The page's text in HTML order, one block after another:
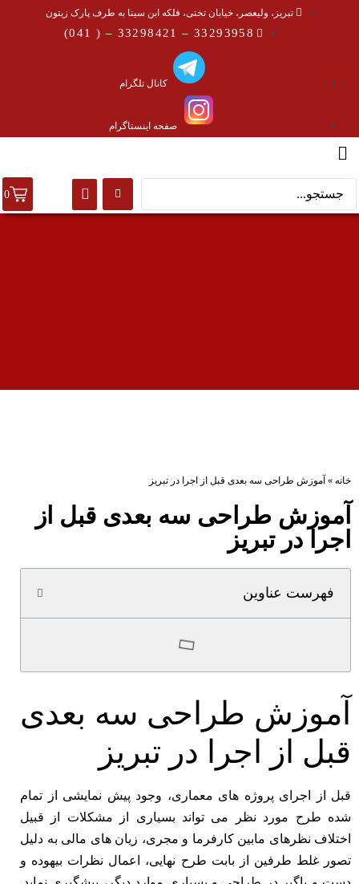
تبریز، ولیعصر، خیابان تختی، فلکه ابن سینا به طرف پارک زیتون
33293958 – 33298421 – ( 041)
کانال تلگرام
صفحه اینستاگرام
0
خانه » آموزش طراحی سه بعدی قبل از اجرا در تبریز
آموزش طراحی سه بعدی قبل از
اجرا در تبریز
فهرست عناوین
آموزش طراحی سه بعدی
قبل از اجرا در تبریز
قبل از اجرای پروژه های معماری، وجود پیش نمایشی از تمام
شده طرح مورد نظر می تواند بسیاری از مشکلات از قبیل
اختلاف نظرهای مابین کارفرما و مجری، زیان های مالی به دلیل
تصور غلط طرفین از بابت طرح نهایی، اعمال نظرات بیهوده و